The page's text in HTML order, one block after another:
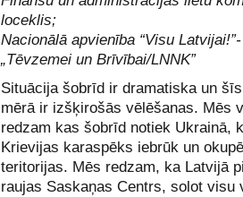
loceklis;
Nacionālā apvienība “Visu Latvijai!”-
„Tēvzemei un Brīvībai/LNNK”
Situācija šobrīd ir dramatiska un
mērā ir izšķirošās vēlēšanas. Mēs
redzam kas šobrīd notiek Ukrainā,
Krievijas karaspēks iebrūk un
teritorijas. Mēs redzam, ka Latvijā
raujas Saskaņas Centrs, solot visu